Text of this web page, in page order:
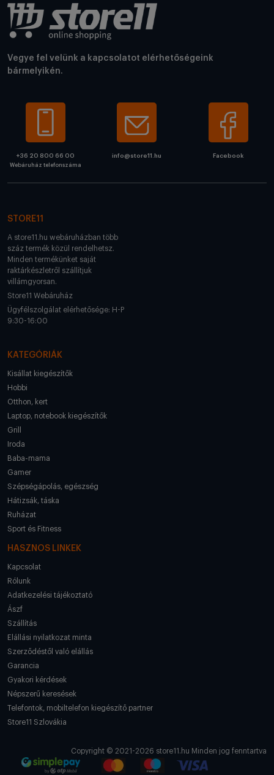
Vegye fel velünk a kapcsolatot elérhetőségeink
bármelyikén.
+36 20 800 66 00
Webáruház telefonszáma
info@store11.hu Facebook
STORE11
A store11.hu webáruházban több
száz termék közül rendelhetsz.
Minden termékünket saját
raktárkészletről szállítjuk
villámgyorsan.
Store11 Webáruház
Ügyfélszolgálat elérhetősége: H-P
9:30-16:00
KATEGÓRIÁK
Kisállat kiegészítők
Hobbi
Otthon, kert
Laptop, notebook kiegészítők
Grill
Iroda
Baba-mama
Gamer
Szépségápolás, egészség
Hátizsák, táska
Ruházat
Sport és Fitness
HASZNOS LINKEK
Kapcsolat
Rólunk
Adatkezelési tájékoztató
Ászf
Szállítás
Elállási nyilatkozat minta
Szerződéstől való elállás
Garancia
Gyakori kérdések
Népszerű keresések
Telefontok, mobiltelefon kiegészítő partner
Store11 Szlovákia
Copyright © 2021-2026 store11.hu Minden jog fenntartva